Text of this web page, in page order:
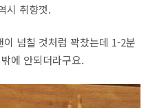
시 취향껏.
넘칠 것처럼 꽉찼는데 1-2분
에 안되더라구요.